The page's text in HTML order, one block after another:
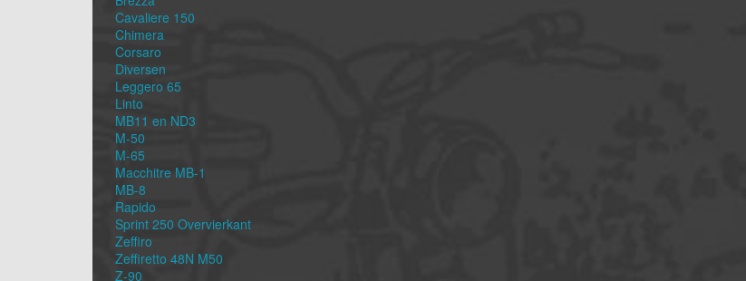
Cavaliere 150
Chimera
Corsaro
Diversen
Leggero 65
Linto
MB11 en ND3
M-50
M-65
Macchitre MB-1
MB-8
Rapido
Sprint 250 Overvierkant
Zeffiro
Zeffiretto 48N M50
Z-90